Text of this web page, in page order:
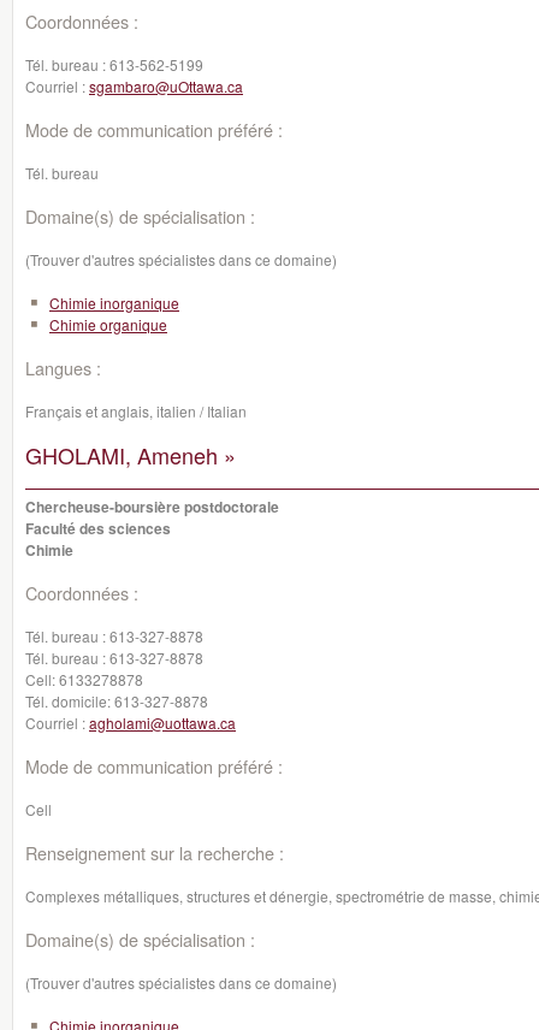
Coordonnées :
Tél. bureau :613-562-5199
Courriel :sgambaro@uOttawa.ca
Mode de communication préféré :
Tél. bureau
Domaine(s) de spécialisation :
(Trouver d'autres spécialistes dans ce domaine)
Chimie inorganique
Chimie organique
Langues :
Français et anglais, italien / Italian
GHOLAMI, Ameneh »
Chercheuse-boursière postdoctorale
Faculté des sciences
Chimie
Coordonnées :
Tél. bureau :613-327-8878
Tél. bureau :613-327-8878
Cell:6133278878
Tél. domicile:613-327-8878
Courriel :agholami@uottawa.ca
Mode de communication préféré :
Cell
Renseignement sur la recherche :
Complexes métalliques, structures et dénergie, spectrométrie de masse,
Domaine(s) de spécialisation :
(Trouver d'autres spécialistes dans ce domaine)
Chimie inorganique